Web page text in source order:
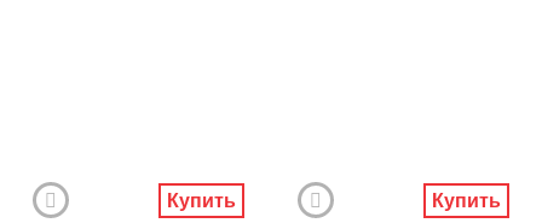
Купить Купить